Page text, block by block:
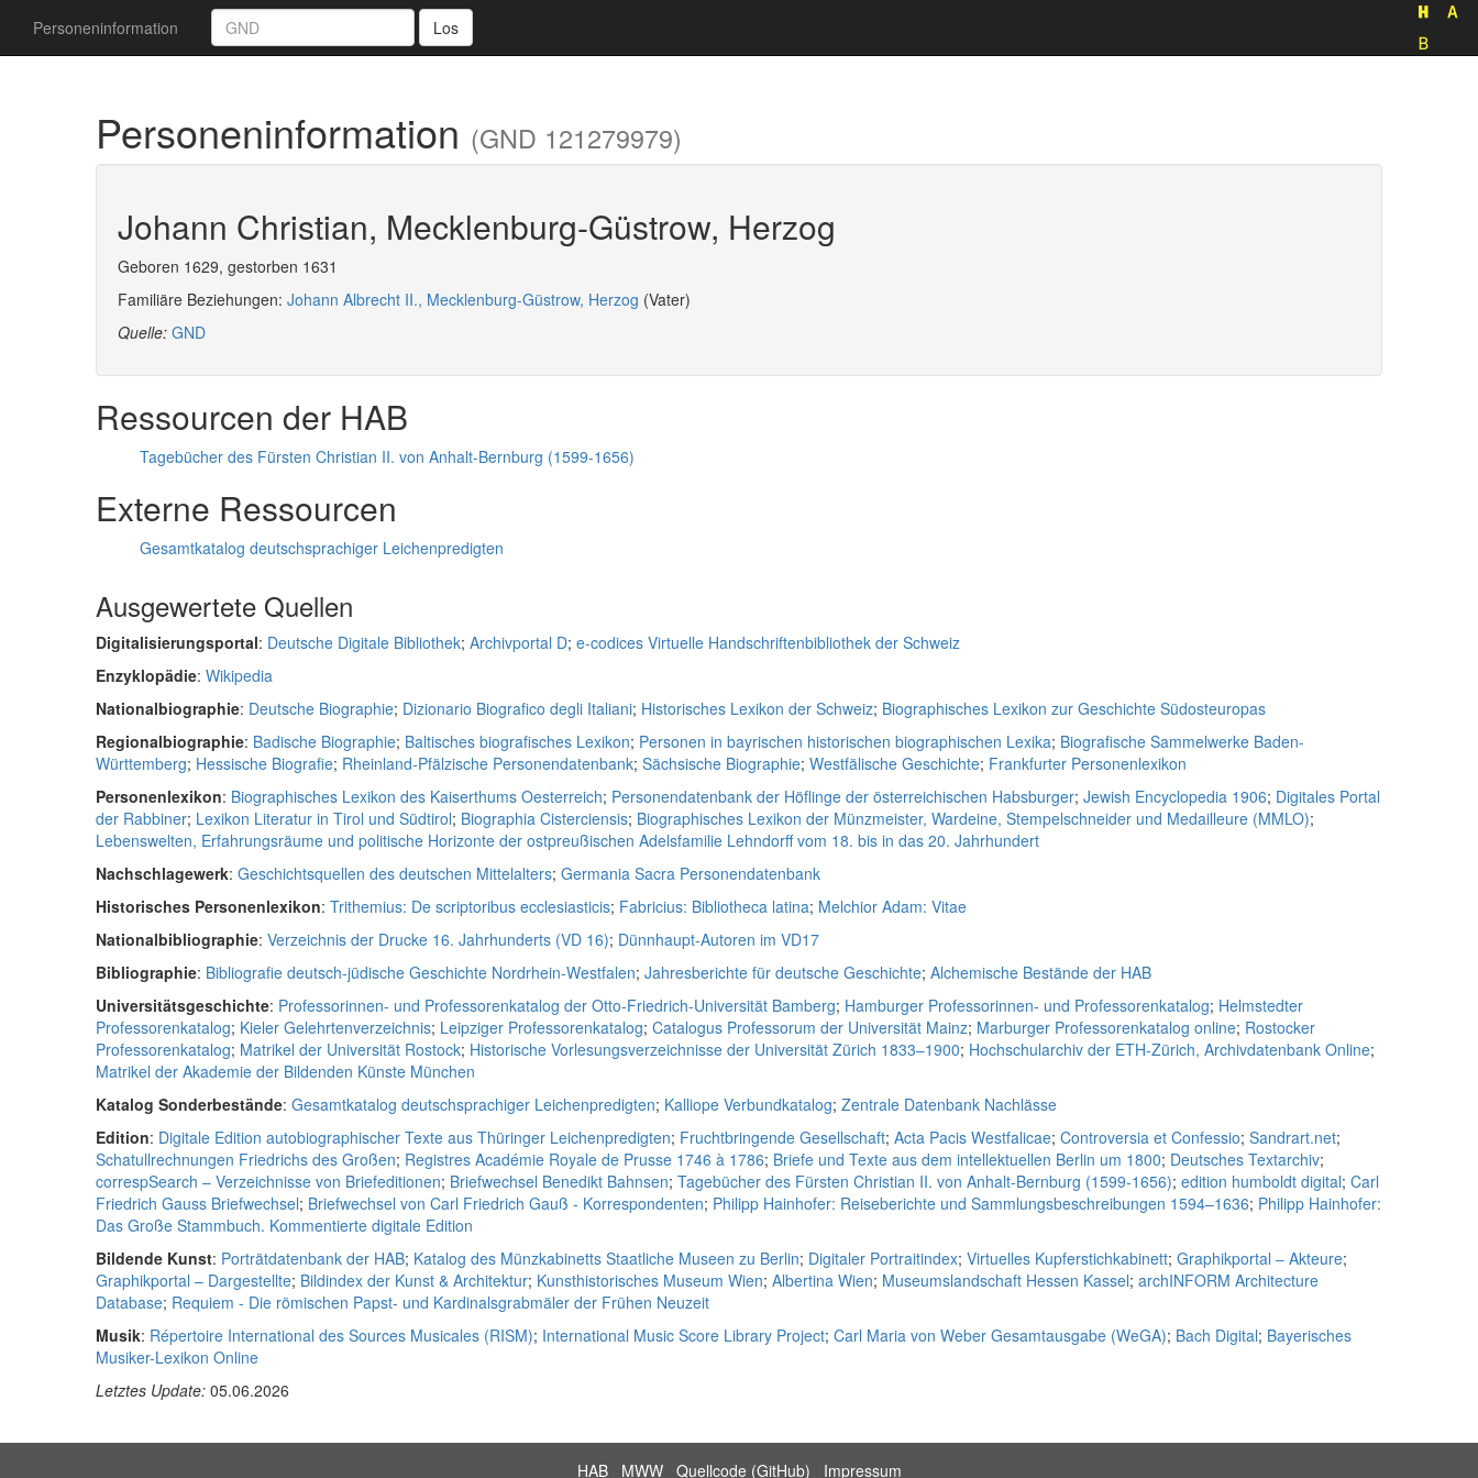
Personeninformation Los
Personeninformation (GND 121279979)
Johann Christian, Mecklenburg-Güstrow, Herzog
Geboren 1629, gestorben 1631
Familiäre Beziehungen: Johann Albrecht II., Mecklenburg-Güstrow, Herzog (Vater)
Quelle: GND
Ressourcen der HAB
Tagebücher des Fürsten Christian II. von Anhalt-Bernburg (1599-1656)
Externe Ressourcen
Gesamtkatalog deutschsprachiger Leichenpredigten
Ausgewertete Quellen
Digitalisierungsportal: Deutsche Digitale Bibliothek; Archivportal D; e-codices Virtuelle Handschriftenbibliothek der Schweiz
Enzyklopädie: Wikipedia
Nationalbiographie: Deutsche Biographie; Dizionario Biografico degli Italiani; Historisches Lexikon der Schweiz; Biographisches Lexikon zur Geschichte Südosteuropas
Regionalbiographie: Badische Biographie; Baltisches biografisches Lexikon; Personen in bayrischen historischen biographischen Lexika; Biografische Sammelwerke Baden-
Württemberg; Hessische Biografie; Rheinland-Pfälzische Personendatenbank; Sächsische Biographie; Westfälische Geschichte; Frankfurter Personenlexikon
Personenlexikon: Biographisches Lexikon des Kaiserthums Oesterreich; Personendatenbank der Höflinge der österreichischen Habsburger; Jewish Encyclopedia 1906; Digitales Portal
der Rabbiner; Lexikon Literatur in Tirol und Südtirol; Biographia Cisterciensis; Biographisches Lexikon der Münzmeister, Wardeine, Stempelschneider und Medailleure (MMLO);
Lebenswelten, Erfahrungsräume und politische Horizonte der ostpreußischen Adelsfamilie Lehndorff vom 18. bis in das 20. Jahrhundert
Nachschlagewerk: Geschichtsquellen des deutschen Mittelalters; Germania Sacra Personendatenbank
Historisches Personenlexikon: Trithemius: De scriptoribus ecclesiasticis; Fabricius: Bibliotheca latina; Melchior Adam: Vitae
Nationalbibliographie: Verzeichnis der Drucke 16. Jahrhunderts (VD 16); Dünnhaupt-Autoren im VD17
Bibliographie: Bibliografie deutsch-jüdische Geschichte Nordrhein-Westfalen; Jahresberichte für deutsche Geschichte; Alchemische Bestände der HAB
Universitätsgeschichte: Professorinnen- und Professorenkatalog der Otto-Friedrich-Universität Bamberg; Hamburger Professorinnen- und Professorenkatalog; Helmstedter
Professorenkatalog; Kieler Gelehrtenverzeichnis; Leipziger Professorenkatalog; Catalogus Professorum der Universität Mainz; Marburger Professorenkatalog online; Rostocker
Professorenkatalog; Matrikel der Universität Rostock; Historische Vorlesungsverzeichnisse der Universität Zürich 1833–1900; Hochschularchiv der ETH-Zürich, Archivdatenbank Online;
Matrikel der Akademie der Bildenden Künste München
Katalog Sonderbestände: Gesamtkatalog deutschsprachiger Leichenpredigten; Kalliope Verbundkatalog; Zentrale Datenbank Nachlässe
Edition: Digitale Edition autobiographischer Texte aus Thüringer Leichenpredigten; Fruchtbringende Gesellschaft; Acta Pacis Westfalicae; Controversia et Confessio; Sandrart.net;
Schatullrechnungen Friedrichs des Großen; Registres Académie Royale de Prusse 1746 à 1786; Briefe und Texte aus dem intellektuellen Berlin um 1800; Deutsches Textarchiv;
correspSearch – Verzeichnisse von Briefeditionen; Briefwechsel Benedikt Bahnsen; Tagebücher des Fürsten Christian II. von Anhalt-Bernburg (1599-1656); edition humboldt digital; Carl
Friedrich Gauss Briefwechsel; Briefwechsel von Carl Friedrich Gauß - Korrespondenten; Philipp Hainhofer: Reiseberichte und Sammlungsbeschreibungen 1594–1636; Philipp Hainhofer:
Das Große Stammbuch. Kommentierte digitale Edition
Bildende Kunst: Porträtdatenbank der HAB; Katalog des Münzkabinetts Staatliche Museen zu Berlin; Digitaler Portraitindex; Virtuelles Kupferstichkabinett; Graphikportal – Akteure;
Graphikportal – Dargestellte; Bildindex der Kunst & Architektur; Kunsthistorisches Museum Wien; Albertina Wien; Museumslandschaft Hessen Kassel; archINFORM Architecture
Database; Requiem - Die römischen Papst- und Kardinalsgrabmäler der Frühen Neuzeit
Musik: Répertoire International des Sources Musicales (RISM); International Music Score Library Project; Carl Maria von Weber Gesamtausgabe (WeGA); Bach Digital; Bayerisches
Musiker-Lexikon Online
Letztes Update: 05.06.2026
HAB MWW Quellcode (GitHub) Impressum